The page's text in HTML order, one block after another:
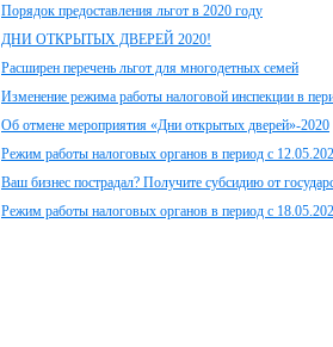
Порядок предоставления льгот в 2020 году
ДНИ ОТКРЫТЫХ ДВЕРЕЙ 2020!
Расширен перечень льгот для многодетных семей
Изменение режима работы налоговой инспекции в
Об отмене мероприятия «Дни открытых дверей»-2020
Режим работы налоговых органов в период с
Ваш бизнес пострадал? Получите субсидию от
Режим работы налоговых органов в период с